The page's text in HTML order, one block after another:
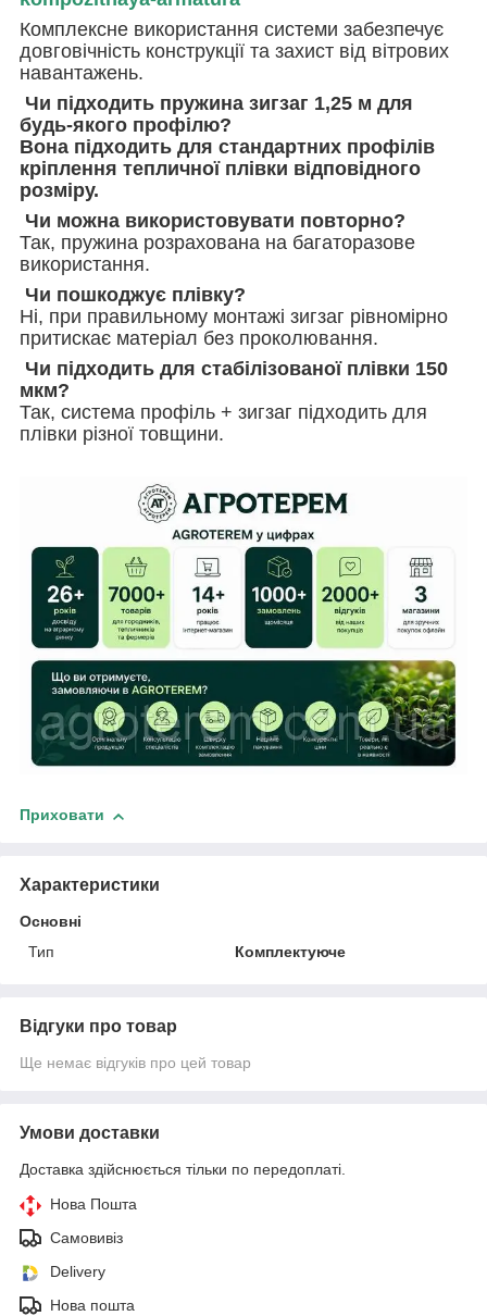
Комплексне використання системи забезпечує
довговічність конструкції та захист від вітрових
навантажень.
Чи підходить пружина зигзаг 1,25 м для
будь-якого профілю?
Вона підходить для стандартних профілів
кріплення тепличної плівки відповідного
розміру.
Чи можна використовувати повторно?
Так, пружина розрахована на багаторазове
використання.
Чи пошкоджує плівку?
Ні, при правильному монтажі зигзаг рівномірно
притискає матеріал без проколювання.
Чи підходить для стабілізованої плівки 150
мкм?
Так, система профіль + зигзаг підходить для
плівки різної товщини.
Приховати
Характеристики
Основні
Тип
Комплектуюче
Відгуки про товар
Ще немає відгуків про цей товар
Умови доставки
Доставка здійснюється тільки по передоплаті.
Нова Пошта
Самовивіз
Delivery
Нова пошта